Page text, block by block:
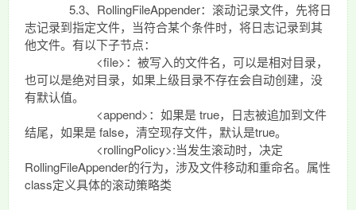
5.3、RollingFileAppender：滚动记录文件，先将日
志记录到指定文件，当符合某个条件时，将日志记录到其
他文件。有以下子节点：
<file>：被写入的文件名，可以是相对目录，
也可以是绝对目录，如果上级目录不存在会自动创建，没
有默认值。
<append>：如果是 true，日志被追加到文件
结尾，如果是 false，清空现存文件，默认是true。
<rollingPolicy>:当发生滚动时，决定
RollingFileAppender的行为，涉及文件移动和重命名。属性
class定义具体的滚动策略类